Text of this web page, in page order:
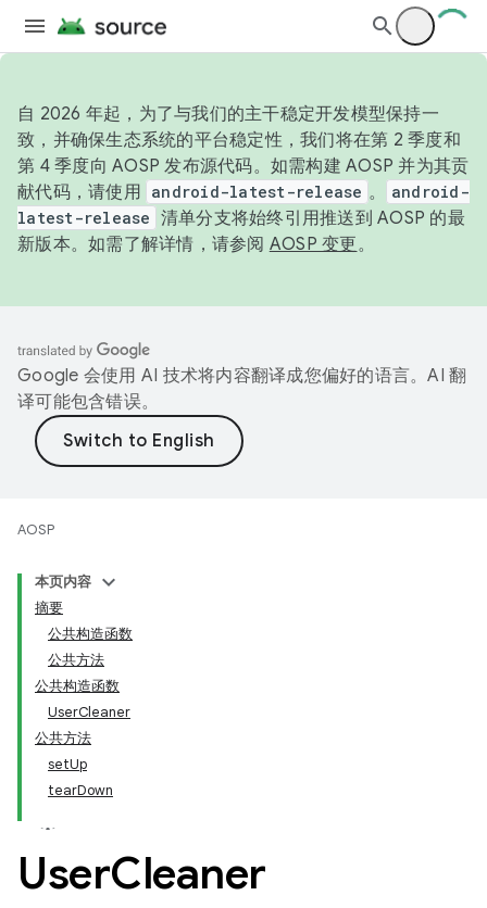
自 2026 年起，为了与我们的主干稳定开发模型保持一
致，并确保生态系统的平台稳定性，我们将在第 2 季度和
第 4 季度向 AOSP 发布源代码。如需构建 AOSP 并为其贡
献代码，请使用 android-latest-release 。
android-
latest-release 清单分支将始终引用推送到 AOSP 的最
新版本。如需了解详情，请参阅 AOSP 变更。
Google 会使用 AI 技术将内容翻译成您偏好的语言。AI 翻
译可能包含错误。
AOSP
本页内容
摘要
公共构造函数
公共方法
公共构造函数
UserCleaner
公共方法
setUp
tearDown
UserCleaner